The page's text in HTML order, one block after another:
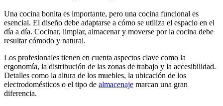
Una cocina bonita es importante, pero una cocina funcional es
esencial. El diseño debe adaptarse a cómo se utiliza el espacio en el
día a día. Cocinar, limpiar, almacenar y moverse por la cocina debe
resultar cómodo y natural.
Los profesionales tienen en cuenta aspectos clave como la
ergonomía, la distribución de las zonas de trabajo y la accesibilidad.
Detalles como la altura de los muebles, la ubicación de los
electrodomésticos o el tipo de almacenaje marcan una gran
diferencia.